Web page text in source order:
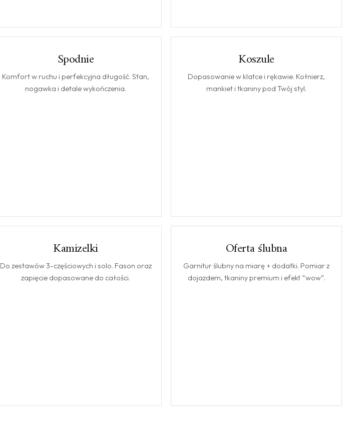
Spodnie
Komfort w ruchu i perfekcyjna długość. Stan,
nogawka i detale wykończenia.
Koszule
Dopasowanie w klatce i rękawie. Kołnierz,
mankiet i tkaniny pod Twój styl.
Kamizelki
Do zestawów 3-częściowych i solo. Fason oraz
zapięcie dopasowane do całości.
Oferta ślubna
Garnitur ślubny na miarę + dodatki. Pomiar z
dojazdem, tkaniny premium i efekt “wow”.